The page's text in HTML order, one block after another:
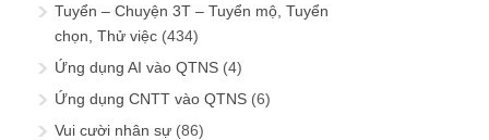
Tuyển – Chuyện 3T – Tuyển mộ, Tuyển
chọn, Thử việc (434)
Ứng dụng AI vào QTNS (4)
Ứng dụng CNTT vào QTNS (6)
Vui cười nhân sự (86)